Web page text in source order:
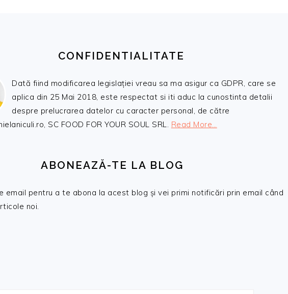
CONFIDENTIALITATE
Dată fiind modificarea legislației vreau sa ma asigur ca GDPR, care se
aplica din 25 Mai 2018, este respectat si iti aduc la cunostinta detalii
despre prelucrarea datelor cu caracter personal, de către
SC FOOD FOR YOUR SOUL SRL. Read More…
ABONEAZĂ-TE LA BLOG
email pentru a te abona la acest blog și vei primi notificări prin email când
noi.